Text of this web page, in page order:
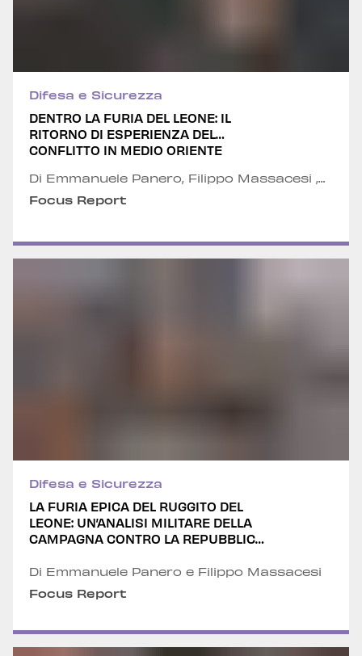
Difesa e Sicurezza
DENTRO LA FURIA DEL LEONE: IL
RITORNO DI ESPERIENZA DEL
CONFLITTO IN MEDIO ORIENTE
Di Emmanuele Panero, Filippo Massacesi ,
Nicola Braccio
Focus Report
Difesa e Sicurezza
LA FURIA EPICA DEL RUGGITO DEL
LEONE: UN’ANALISI MILITARE DELLA
CAMPAGNA CONTRO LA REPUBBLICA
Di Emmanuele Panero e Filippo Massacesi
Focus Report